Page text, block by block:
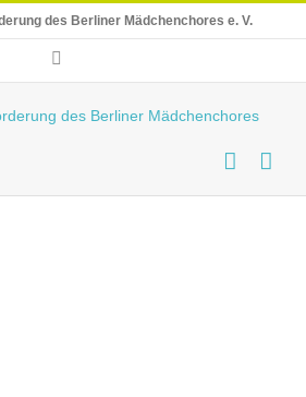
des Berliner Mädchenchores e. V.